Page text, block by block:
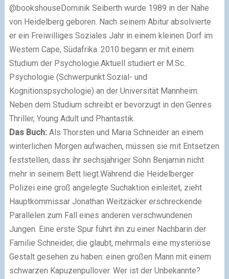
@bookshouse Dominik Seiberth wurde 1989 in der Nähe
von Heidelberg geboren. Nach seinem Abitur absolvierte
er ein Freiwilliges Soziales Jahr in einem kleinen Dorf im
Western Cape, Südafrika. 2010 begann er mit einem
Studium der Psychologie.Aktuell studiert er M.Sc.
Psychologie (Schwerpunkt Sozial- und
Kognitionspsychologie) an der Universität Mannheim.
Neben dem Studium schreibt er bevorzugt in den Genres
Thriller, Young Adult und Phantastik.
Das Buch:Als Thorsten und Maria Schneider an einem
winterlichen Morgen aufwachen, müssen sie mit Entsetzen
feststellen, dass ihr sechsjähriger Sohn Benjamin nicht
mehr in seinem Bett liegt.Während die Heidelberger
Polizei eine groß angelegte Suchaktion einleitet, zieht
Hauptkommissar Jonathan Weitzäcker erschreckende
Parallelen zum Fall eines anderen verschwundenen
Jungen. Eine erste Spur führt ihn zu einer Nachbarin der
Familie Schneider, die glaubt, mehrmals eine mysteriöse
Gestalt gesehen zu haben: einen großen Mann mit einem
schwarzen Kapuzenpullover. Wer ist der Unbekannte?